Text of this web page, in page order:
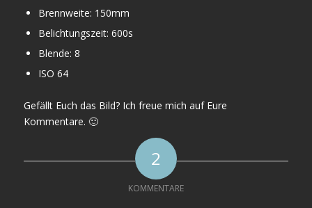
Brennweite: 150mm
Belichtungszeit: 600s
Blende: 8
ISO 64
Gefällt Euch das Bild? Ich freue mich auf Eure
Kommentare. 🙂
2
KOMMENTARE